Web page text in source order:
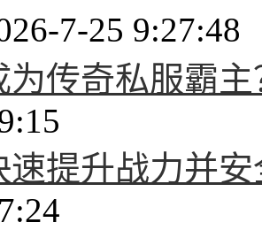
7-25 9:27:48
为传奇私服霸
速提升战力并